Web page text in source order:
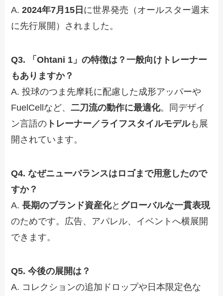
A.2024年7月15日 に世界発売（オールスター週末
に先行展開）されました。
Q3. 「Ohtani 1」の特徴は？一般向けトレーナー
もありますか？
A. 投球のつま先摩耗に配慮した成形アッパーや
FuelCellなど、二刀流の動作に最適化。同デザイ
ン言語の トレーナー／ライフスタイルモデルも展
開されています。
Q4. なぜニューバランスはロゴまで用意したので
すか？
A.長期のブランド資産化と グローバルな一貫表現
のためです。広告、アパレル、イベントへ横展開
できます。
Q5. 今後の展開は？
A. コレクションの追加ドロップや日本限定色な